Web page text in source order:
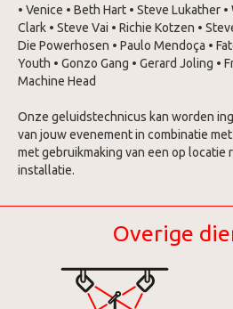
• Venice • Beth Hart • Steve Lukather
Clark • Steve Vai • Richie Kotzen •
Die Powerhosen • Paulo Mendoça •
Youth • Gonzo Gang • Gerard Joling •
Machine Head
Onze geluidstechnicus kan worden
van jouw evenement in combinatie
met gebruikmaking van een op locatie
installatie.
Overige